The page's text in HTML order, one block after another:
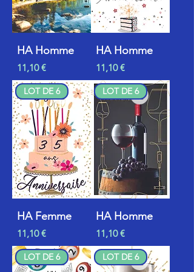
HA Homme
Prix
11,10 €
HA Homme
Prix
11,10 €
LOT DE 6
HA Femme
Prix
11,10 €
LOT DE 6
HA Homme
Prix
11,10 €
LOT DE 6 LOT DE 6